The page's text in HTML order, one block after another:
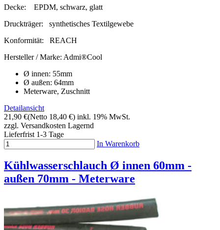
Decke:
EPDM, schwarz, glatt
Druckträger:
synthetisches Textilgewebe
Konformität:
REACH
Hersteller / Marke: Admi®Cool
Ø innen: 55mm
Ø außen: 64mm
Meterware, Zuschnitt
Detailansicht
21,90 €(Netto 18,40 €) inkl. 19% MwSt.
zzgl. Versandkosten Lagernd
Lieferfrist 1-3 Tage
In Warenkorb
Kühlwasserschlauch Ø innen 60mm -
außen 70mm - Meterware